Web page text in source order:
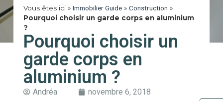
Vous êtes ici » Immobilier Guide» Construction »
Pourquoi choisir un garde corps en aluminium
?
Pourquoi choisir un
garde corps en
aluminium ?
Andréa novembre 6, 2018